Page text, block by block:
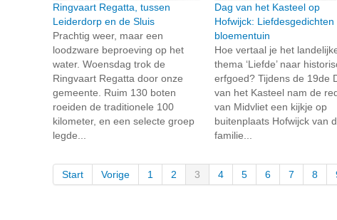
Ringvaart Regatta, tussen
Leiderdorp en de Sluis
Prachtig weer, maar een
loodzware beproeving op het
water. Woensdag trok de
Ringvaart Regatta door onze
gemeente. Ruim 130 boten
roeiden de traditionele 100
kilometer, en een selecte groep
legde...
Dag van het Kasteel op
Hofwijck: Liefdesgedichten
bloementuin
Hoe vertaal je het
thema ‘Liefde’ naar
erfgoed? Tijdens de 19de
van het Kasteel nam de
van Midvliet een kijkje op
buitenplaats Hofwijck van
familie...
Start Vorige 1 2 3 4 5 6 7 8